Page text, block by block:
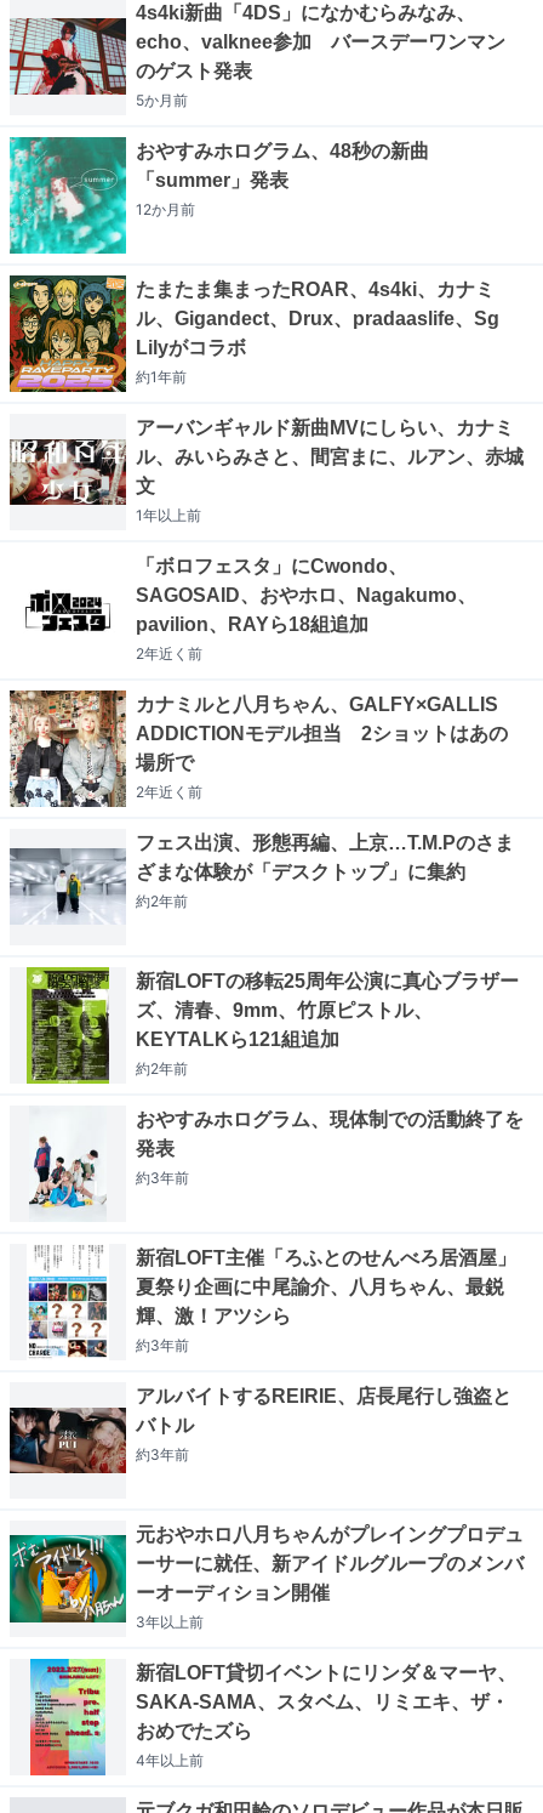
4s4ki新曲「4DS」になかむらみなみ、
echo、valknee参加 バースデーワンマン
のゲスト発表
5か月前
おやすみホログラム、48秒の新曲
「summer」発表
12か月前
たまたま集まったROAR、4s4ki、カナミ
ル、Gigandect、Drux、pradaaslife、Sg
Lilyがコラボ
約1年前
アーバンギャルド新曲MVにしらい、カナミ
ル、みいらみさと、間宮まに、ルアン、赤城
文
1年以上前
「ボロフェスタ」にCwondo、
SAGOSAID、おやホロ、Nagakumo、
pavilion、RAYら18組追加
2年近く 前
カナミルと八月ちゃん、GALFY×GALLIS
ADDICTIONモデル担当 2ショットはあの
場所で
2年近く 前
フェス出演、形態再編、上京…T.M.Pのさま
ざまな体験が「デスクトップ」に集約
約2年前
新宿LOFTの移転25周年公演に真心ブラザー
ズ、清春、9mm、竹原ピストル、
KEYTALKら121組追加
約2年前
おやすみホログラム、現体制での活動終了を
発表
約3年前
新宿LOFT主催「ろふとのせんべろ居酒屋」
夏祭り企画に中尾諭介、八月ちゃん、最鋭
輝、激！アツシら
約3年前
アルバイトするREIRIE、店長尾行し強盗と
バトル
約3年前
元おやホロ八月ちゃんがプレイングプロデュ
ーサーに就任、新アイドルグループのメンバ
ーオーディション開催
3年以上前
新宿LOFT貸切イベントにリンダ＆マーヤ、
SAKA-SAMA、スタベム、リミエキ、ザ・
おめでたズら
4年以上前